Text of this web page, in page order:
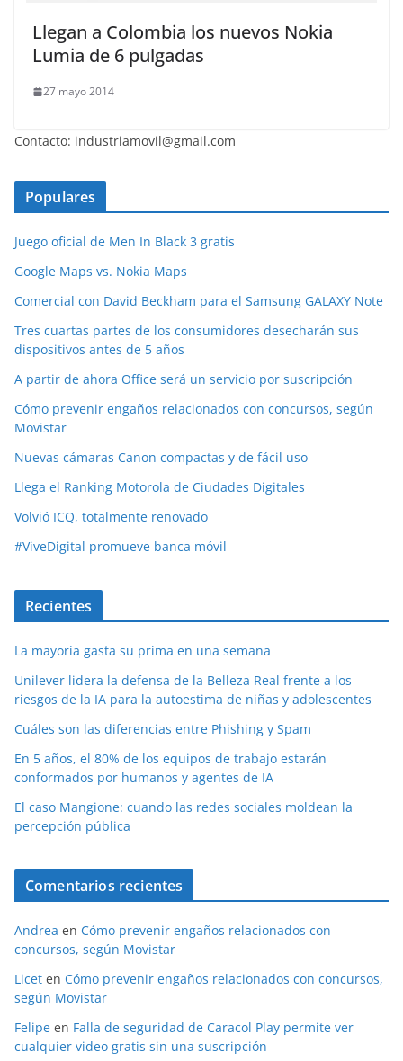
Llegan a Colombia los nuevos Nokia
Lumia de 6 pulgadas
27 mayo 2014
Contacto: industriamovil@gmail.com
Populares
Juego oficial de Men In Black 3 gratis
Google Maps vs. Nokia Maps
Comercial con David Beckham para el Samsung GALAXY Note
Tres cuartas partes de los consumidores desecharán sus
dispositivos antes de 5 años
A partir de ahora Office será un servicio por suscripción
Cómo prevenir engaños relacionados con concursos, según
Movistar
Nuevas cámaras Canon compactas y de fácil uso
Llega el Ranking Motorola de Ciudades Digitales
Volvió ICQ, totalmente renovado
#ViveDigital promueve banca móvil
Recientes
La mayoría gasta su prima en una semana
Unilever lidera la defensa de la Belleza Real frente a los
riesgos de la IA para la autoestima de niñas y adolescentes
Cuáles son las diferencias entre Phishing y Spam
En 5 años, el 80% de los equipos de trabajo estarán
conformados por humanos y agentes de IA
El caso Mangione: cuando las redes sociales moldean la
percepción pública
Comentarios recientes
Andrea en Cómo prevenir engaños relacionados con
concursos, según Movistar
Licet en Cómo prevenir engaños relacionados con concursos,
según Movistar
Felipe en Falla de seguridad de Caracol Play permite ver
cualquier video gratis sin una suscripción